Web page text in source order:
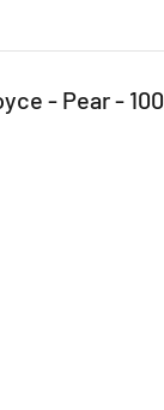
- Pear - 100